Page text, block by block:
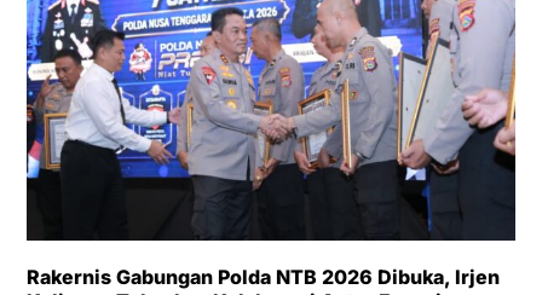
Rakernis Gabungan Polda NTB 2026 Dibuka, Irjen